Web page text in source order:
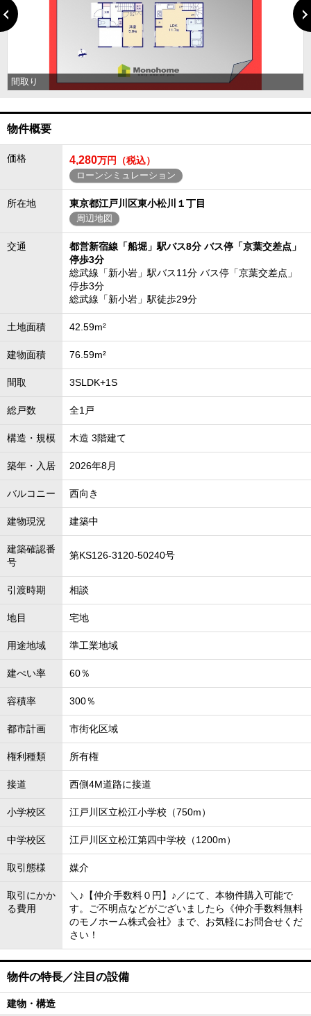
間取り
物件概要
価格 4,280万円（税込）
ローンシミュレーション
所在地 東京都江戸川区東小松川１丁目
周辺地図
交通
都営新宿線「船堀」駅バス8分 バス停「京葉交差点」
停歩3分
総武線「新小岩」駅バス11分 バス停「京葉交差点」
停歩3分
総武線「新小岩」駅徒歩29分
土地面積 42.59m²
建物面積 76.59m²
間取 3SLDK+1S
総戸数 全1戸
構造・規模 木造 3階建て
築年・入居 2026年8月
バルコニー 西向き
建物現況 建築中
建築確認番
号
第KS126-3120-50240号
引渡時期 相談
地目 宅地
用途地域 準工業地域
建ぺい率 60％
容積率 300％
都市計画 市街化区域
権利種類 所有権
接道 西側4M道路に接道
小学校区 江戸川区立松江小学校（750m）
中学校区 江戸川区立松江第四中学校（1200m）
取引態様 媒介
取引にかか
る費用
＼♪【仲介手数料０円】♪／にて、本物件購入可能で
す。ご不明点などがございましたら《仲介手数料無料
のモノホーム株式会社》まで、お気軽にお問合せくだ
さい！
物件の特長／注目の設備
建物・構造